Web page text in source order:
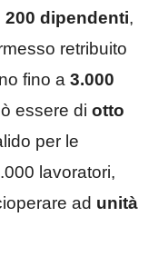
200 dipendenti,
retribuito
fino a 3.000
essere di otto
per le
lavoratori,
ad unità